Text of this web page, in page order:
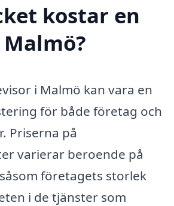
kostar en
i Malmö kan vara en
för både företag och
Priserna på
varierar beroende på
företagets storlek
i de tjänster som